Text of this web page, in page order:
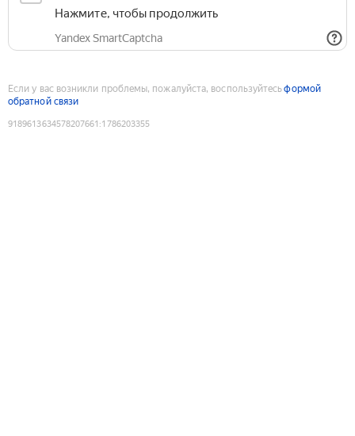
Нажмите, чтобы продолжить
Yandex SmartCaptcha
Если у вас возникли проблемы, пожалуйста, воспользуйтесьформой
обратной связи
9189613634578207661 :1786203355